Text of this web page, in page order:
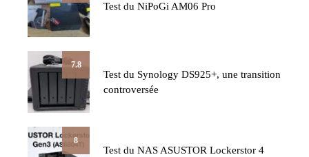
Test du NiPoGi AM06 Pro
7.8
Test du Synology DS925+, une transition
controversée
8
Test du NAS ASUSTOR Lockerstor 4